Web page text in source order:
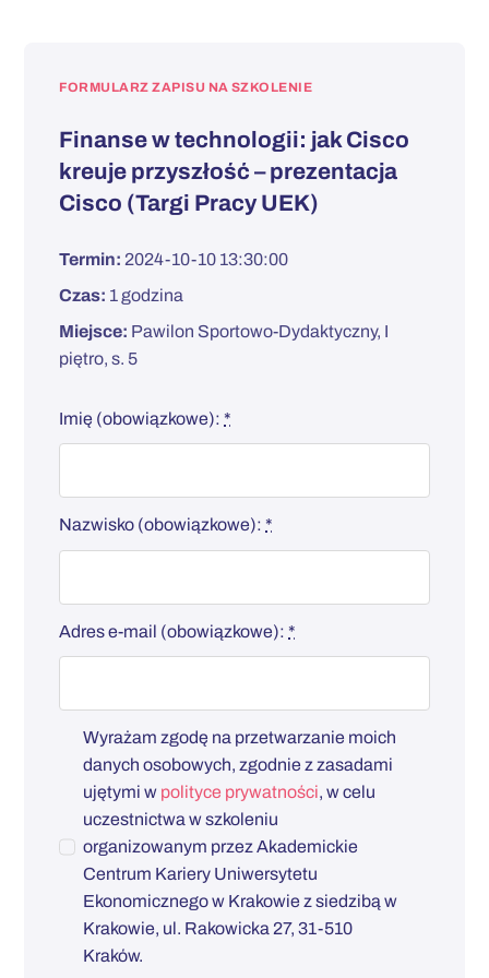
FORMULARZ ZAPISU NA SZKOLENIE
Finanse w technologii: jak Cisco
kreuje przyszłość – prezentacja
Cisco (Targi Pracy UEK)
Termin: 2024-10-10 13:30:00
Czas: 1 godzina
Miejsce: Pawilon Sportowo-Dydaktyczny, I
piętro, s. 5
Imię (obowiązkowe):*
Nazwisko (obowiązkowe):*
Adres e-mail (obowiązkowe):*
Wyrażam zgodę na przetwarzanie moich
danych osobowych, zgodnie z zasadami
ujętymi w polityce prywatności, w celu
uczestnictwa w szkoleniu
organizowanym przez Akademickie
Centrum Kariery Uniwersytetu
Ekonomicznego w Krakowie z siedzibą w
Krakowie, ul. Rakowicka 27, 31-510
Kraków.